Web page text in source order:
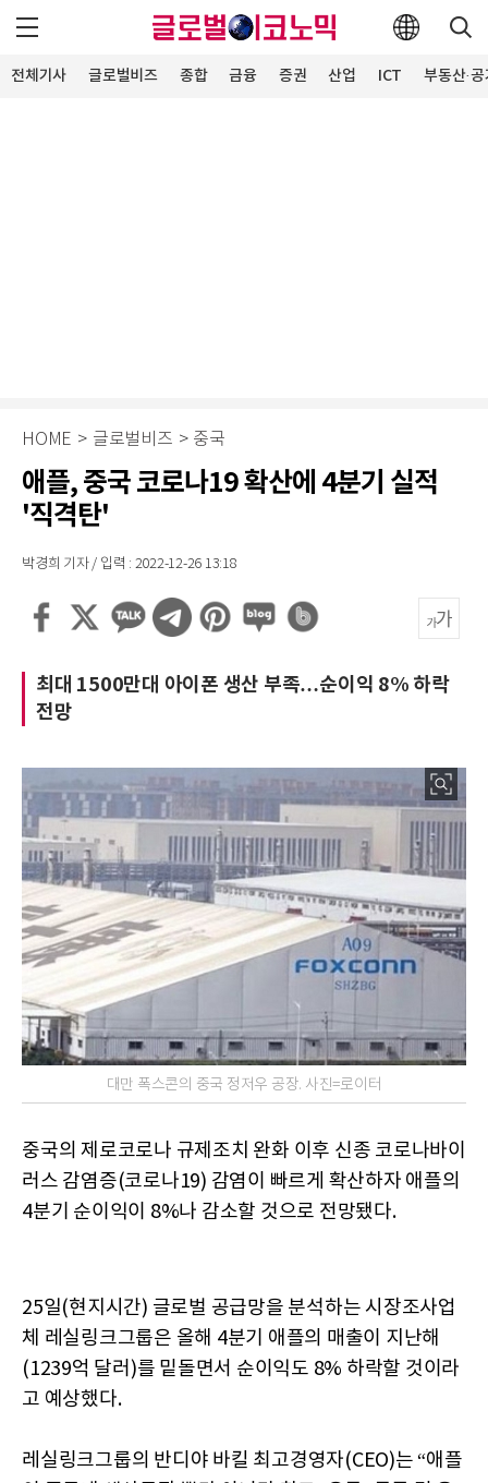
전체기사 글로벌비즈 종합 금융 증권 산업 ICT 부동산·
HOME > 글로벌비즈 > 중국
애플, 중국 코로나19 확산에 4분기 실적
'직격탄'
박경희 기자 / 입력 : 2022-12-26 13:18
최대 1500만대 아이폰 생산 부족…순이익 8% 하락
전망
대만 폭스콘의 중국 정저우 공장. 사진=로이터
중국의 제로코로나 규제조치 완화 이후 신종 코로나바이
러스 감염증(코로나19) 감염이 빠르게 확산하자 애플의
4분기 순이익이 8%나 감소할 것으로 전망됐다.
25일(현지시간) 글로벌 공급망을 분석하는 시장조사업
체 레실링크그룹은 올해 4분기 애플의 매출이 지난해
(1239억 달러)를 밑돌면서 순이익도 8% 하락할 것이라
고 예상했다.
레실링크그룹의 반디야 바킬 최고경영자(CEO)는 “애플